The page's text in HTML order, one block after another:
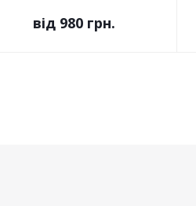
від 980 грн.